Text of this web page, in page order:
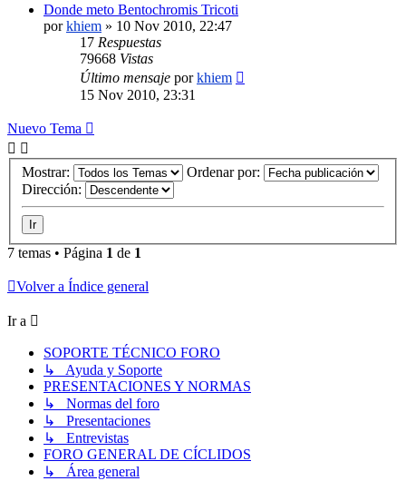
Donde meto Bentochromis Tricoti
porkhiem » 10 Nov 2010, 22:47
17 Respuestas
79668 Vistas
Último mensaje porkhiem
15 Nov 2010, 23:31
Nuevo Tema
Mostrar:
Ordenar por:
Dirección:
7 temas • Página 1 de 1
Volver a Índice general
Ir a
SOPORTE TÉCNICO FORO
↳ Ayuda y Soporte
PRESENTACIONES Y NORMAS
↳ Normas del foro
↳ Presentaciones
↳ Entrevistas
FORO GENERAL DE CÍCLIDOS
↳ Área general